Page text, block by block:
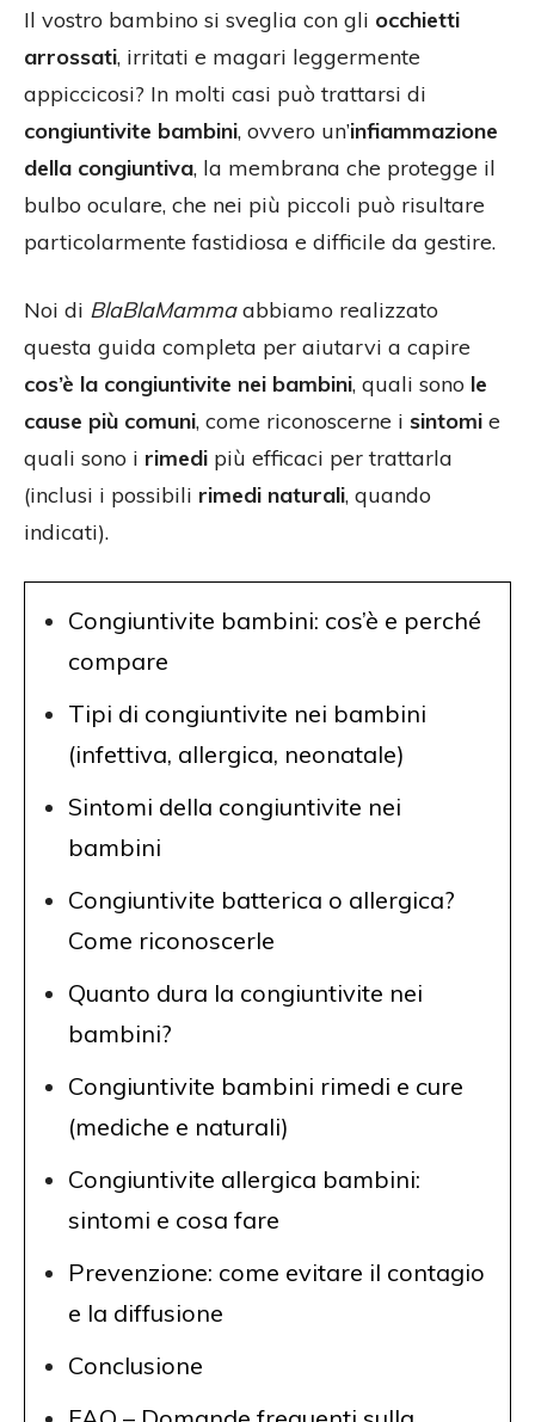
Il vostro bambino si sveglia con gli occhietti
arrossati, irritati e magari leggermente
appiccicosi? In molti casi può trattarsi di
congiuntivite bambini, ovvero un’infiammazione
della congiuntiva, la membrana che protegge il
bulbo oculare, che nei più piccoli può risultare
particolarmente fastidiosa e difficile da gestire.
Noi di BlaBlaMammaabbiamo realizzato
questa guida completa per aiutarvi a capire
cos’è la congiuntivite nei bambini, quali sono le
cause più comuni, come riconoscerne i sintomi e
quali sono i rimedi più efficaci per trattarla
(inclusi i possibili rimedi naturali, quando
indicati).
Congiuntivite bambini: cos’è e perché
compare
Tipi di congiuntivite nei bambini
(infettiva, allergica, neonatale)
Sintomi della congiuntivite nei
bambini
Congiuntivite batterica o allergica?
Come riconoscerle
Quanto dura la congiuntivite nei
bambini?
Congiuntivite bambini rimedi e cure
(mediche e naturali)
Congiuntivite allergica bambini:
sintomi e cosa fare
Prevenzione: come evitare il contagio
e la diffusione
Conclusione